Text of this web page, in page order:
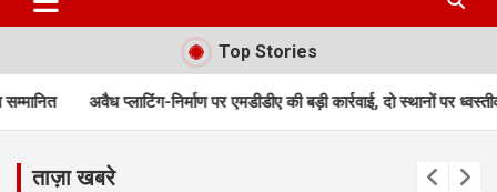
Top Stories
निर्माण पर एमडीडीए की बड़ी कार्रवाई, दो स्थानों पर ध्वस्तीकरण; मसूरी मार्ग पर
ताज़ा खबरे